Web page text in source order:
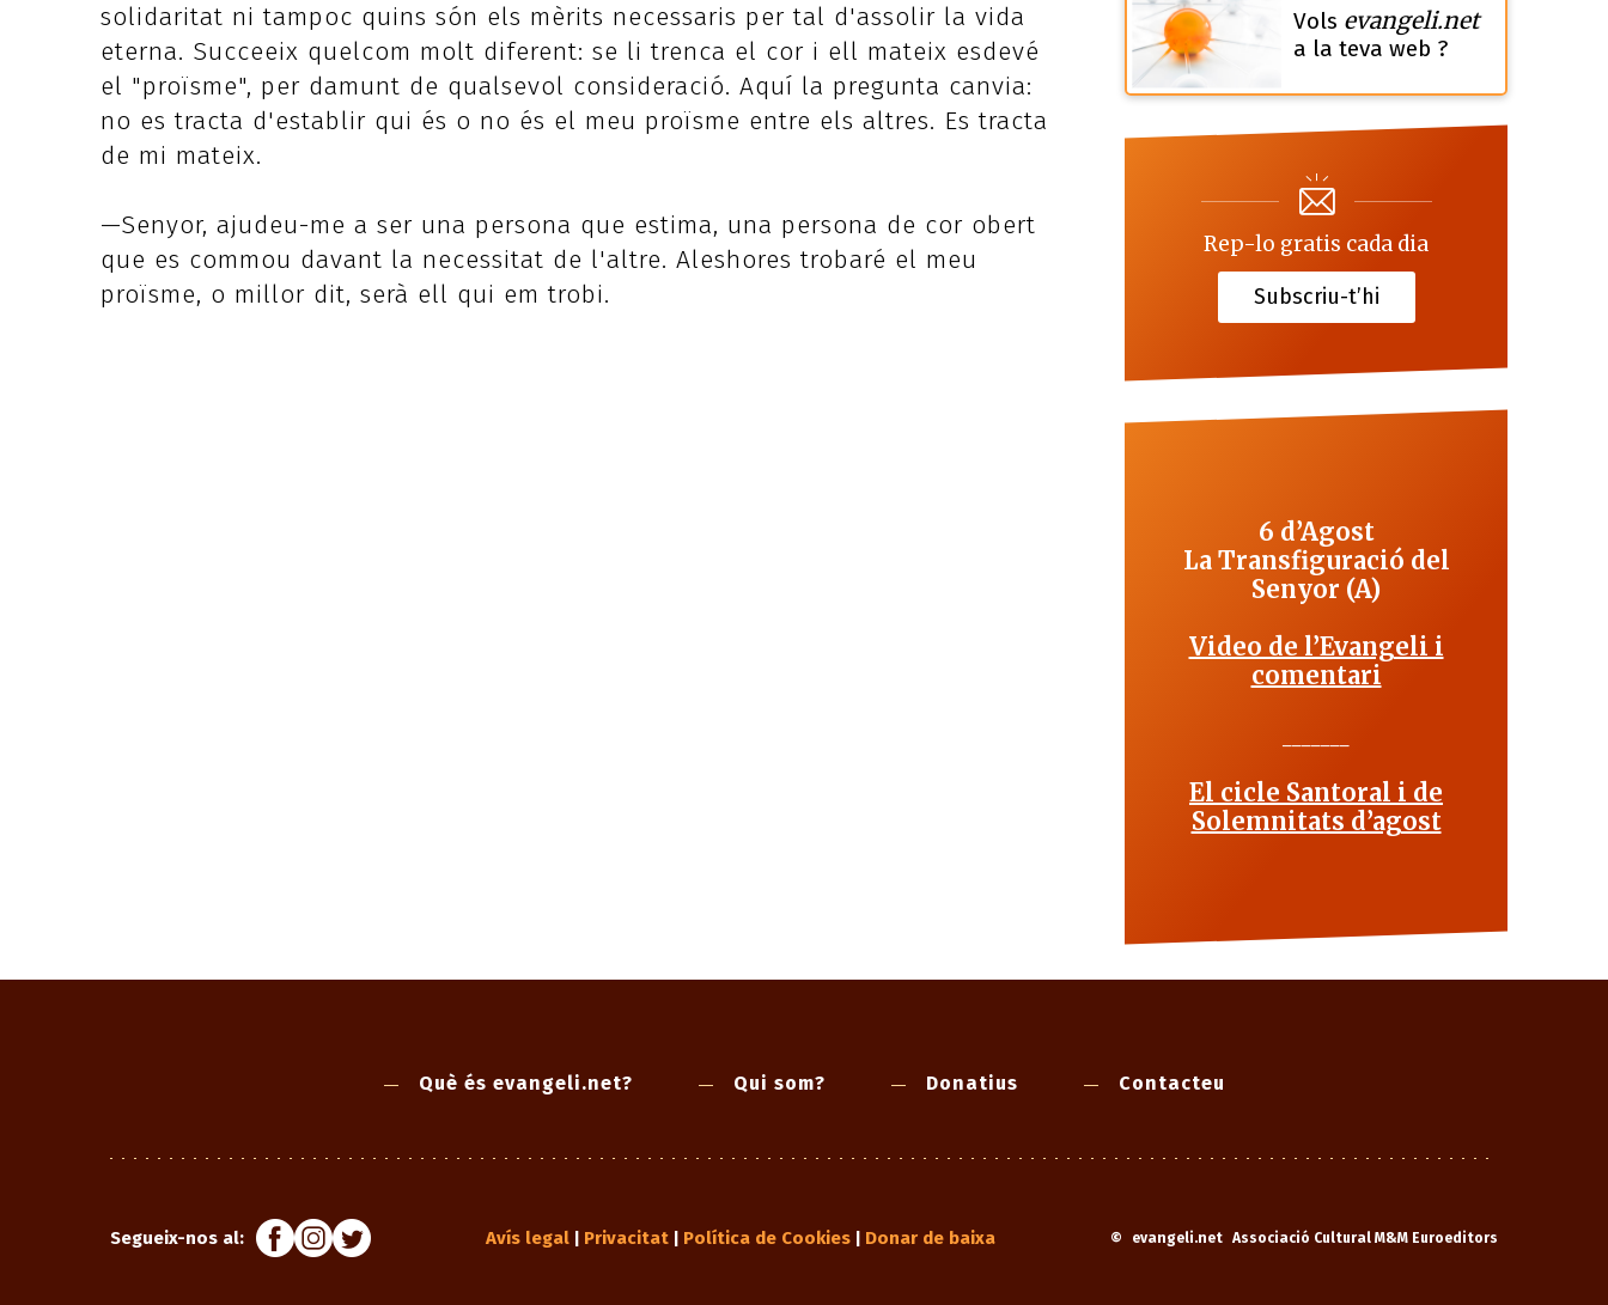
solidaritat ni tampoc quins són els mèrits necessaris per tal d'assolir la vida
eterna. Succeeix quelcom molt diferent: se li trenca el cor i ell mateix esdevé
el "proïsme", per damunt de qualsevol consideració. Aquí la pregunta canvia:
no es tracta d'establir qui és o no és el meu proïsme entre els altres. Es tracta
de mi mateix.
—Senyor, ajudeu-me a ser una persona que estima, una persona de cor obert
que es commou davant la necessitat de l'altre. Aleshores trobaré el meu
proïsme, o millor dit, serà ell qui em trobi.
Vols evangeli.net
a la teva web ?
Rep-lo gratis cada dia
Subscriu-t’hi
6 d’Agost
La Transfiguració del
Senyor (A)
Video de l’Evangeli i
comentari
El cicle Santoral i de
Solemnitats d’agost
Què és evangeli.net? Qui som? Donatius Contacteu
Segueix-nos al: © evangeli.net Associació Cultural M&M Euroeditors
Avís legal Privacitat Política de Cookies Donar de baixa